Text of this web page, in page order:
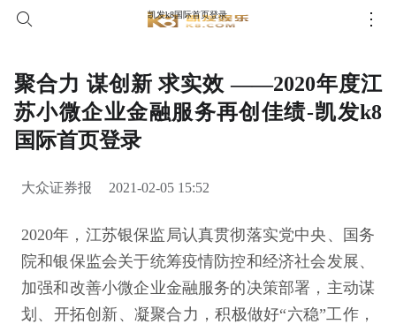
凯发k8国际首页登录
聚合力 谋创新 求实效 ——2020年度江
苏小微企业金融服务再创佳绩-凯发k8
国际首页登录
大众证券报 2021-02-05 15:52
2020年，江苏银保监局认真贯彻落实党中央、国务
院和银保监会关于统筹疫情防控和经济社会发展、
加强和改善小微企业金融服务的决策部署，主动谋
划、开拓创新、凝聚合力，积极做好“六稳”工作，